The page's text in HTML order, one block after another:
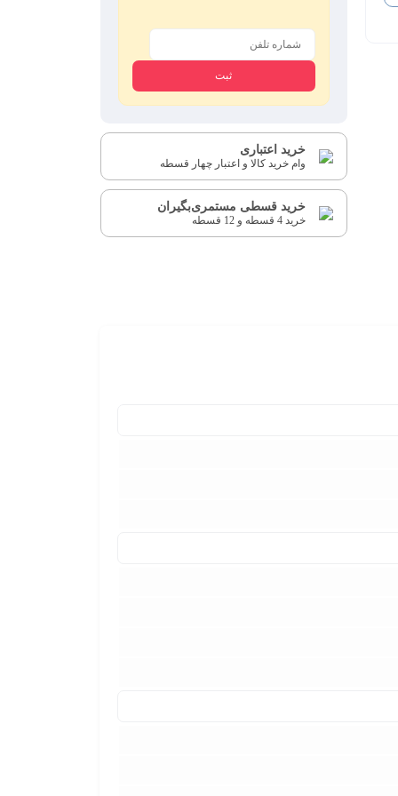
خرید اعتباری
وام خرید کالا و اعتبار چهار قسطه
خرید قسطی مستمری‌بگیران
خرید 4 قسطه و 12 قسطه